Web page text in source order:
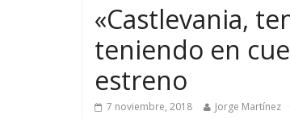
«Castlevania,
teniendo en
estreno
7 noviembre, 2018 Jorge Martínez